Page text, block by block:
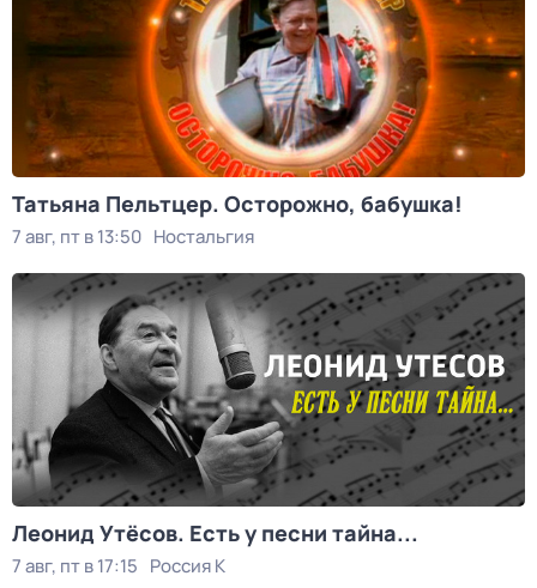
Татьяна Пельтцер. Осторожно, бабушка!
7 авг, пт в 13:50 Ностальгия
Леонид Утёсов. Есть у песни тайна...
7 авг, пт в 17:15 Россия К